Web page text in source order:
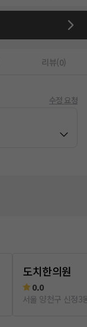
리뷰(0)
수정 요청
도치한의원
0.0
서울 양천구 신정3